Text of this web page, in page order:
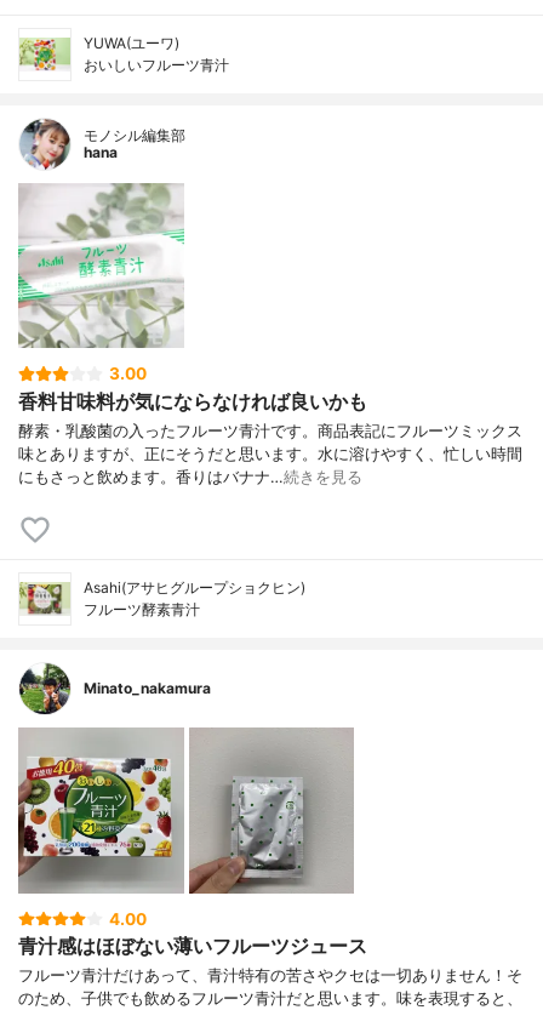
YUWA(ユーワ)
おいしいフルーツ青汁
モノシル編集部
hana
3.00
香料甘味料が気にならなければ良いかも
酵素・乳酸菌の入ったフルーツ青汁です。商品表記にフルーツミックス
味とありますが、正にそうだと思います。水に溶けやすく、忙しい時間
にもさっと飲めます。香りはバナナ…続きを見る
Asahi(アサヒグループショクヒン)
フルーツ酵素青汁
Minato_nakamura
4.00
青汁感はほぼない薄いフルーツジュース
フルーツ青汁だけあって、青汁特有の苦さやクセは一切ありません！そ
のため、子供でも飲めるフルーツ青汁だと思います。味を表現すると、